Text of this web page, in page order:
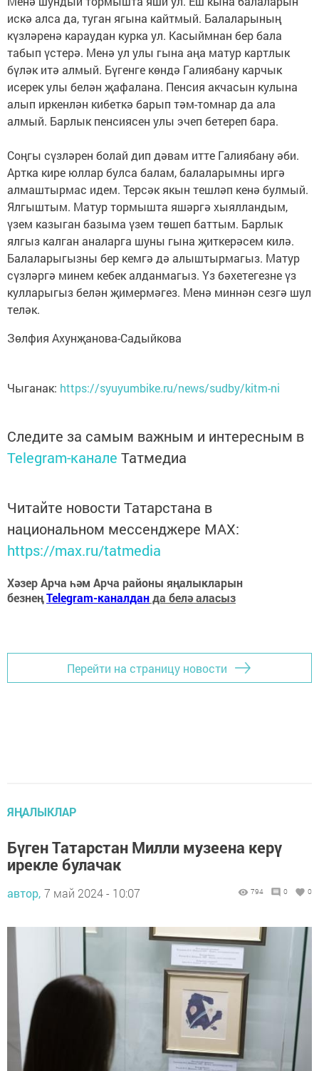
искә алса да, туган ягына кайтмый. Балаларының
күзләренә караудан курка ул. Касыймнан бер бала
табып үстерә. Менә ул улы гына аңа матур картлык
бүләк итә алмый. Бүгенге көндә Галиябану карчык
исерек улы белән җафалана. Пенсия акчасын кулына
алып иркенлән кибеткә барып тәм-томнар да ала
алмый. Барлык пенсиясен улы эчеп бетереп бара.
Соңгы сүзләрен болай дип дәвам итте Галиябану әби.
Артка кире юллар булса балам, балаларымны иргә
алмаштырмас идем. Терсәк якын тешләп кенә булмый.
Ялгыштым. Матур тормышта яшәргә хыялландым,
үзем казыган базыма үзем төшеп баттым. Барлык
ялгыз калган аналарга шуны гына җиткерәсем килә.
Балаларыгызны бер кемгә дә алыштырмагыз. Матур
сүзләргә минем кебек алданмагыз. Үз бәхетегезне үз
кулларыгыз белән җимермәгез. Менә миннән сезгә шул
теләк.
Зөлфия Ахунҗанова-Садыйкова
Чыганак: https://syuyumbike.ru/news/sudby/kitm-ni
Следите за самым важным и интересным в
Telegram-канале Татмедиа
Читайте новости Татарстана в
национальном мессенджере MАХ:
https://max.ru/tatmedia
Хәзер Арча һәм Арча районы яңалыкларын
безнеңTelegram-каналданда белә аласыз
Перейти на страницу новости
ЯҢАЛЫКЛАР
Бүген Татарстан Милли музеена керү
ирекле булачак
автор, 7 май 2024 - 10:07 794 0 0